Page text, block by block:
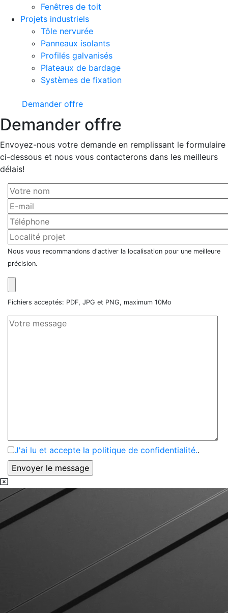
Fenêtres de toit
Projets industriels
Tôle nervurée
Panneaux isolants
Profilés galvanisés
Plateaux de bardage
Systèmes de fixation
Demander offre
Demander offre
Envoyez-nous votre demande en remplissant le formulaire
ci-dessous et nous vous contacterons dans les meilleurs
délais!
Nous vous recommandons d'activer la localisation pour une meilleure
précision.
Fichiers acceptés: PDF, JPG et PNG, maximum 10Mo
J'ai lu et accepte la politique de confidentialité..